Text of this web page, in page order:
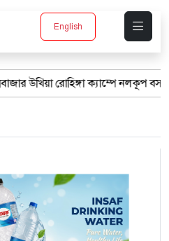
English
ক্যাম্পে নলকূপ বসাতে গিয়ে